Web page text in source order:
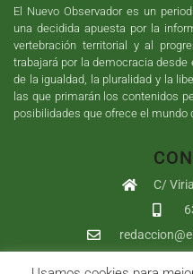
El Nuevo Observador es un
una decidida apuesta por la
vertebración territorial y al
trabajará por la democracia desde
de la igualdad, la pluralidad y la
las que primarán los contenidos
posibilidades que ofrece el mundo
C/